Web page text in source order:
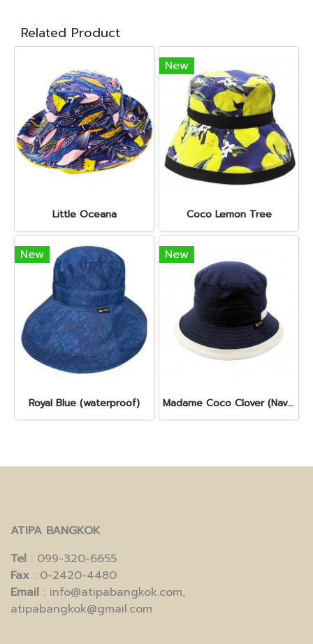
Related Product
Little Oceana
New
Coco Lemon Tree
New
Royal Blue (waterproof)
New
Madame Coco Clover (Navy)
ATIPA BANGKOK
Tel : 099-320-6655
Fax : 0-2420-4480
Email : info@atipabangkok.com,
atipabangkok@gmail.com